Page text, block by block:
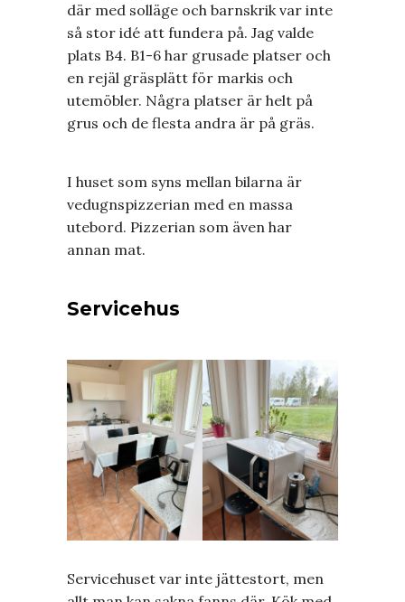
där med solläge och barnskrik var inte
så stor idé att fundera på. Jag valde
plats B4. B1-6 har grusade platser och
en rejäl gräsplätt för markis och
utemöbler. Några platser är helt på
grus och de flesta andra är på gräs.
I huset som syns mellan bilarna är
vedugnspizzerian med en massa
utebord. Pizzerian som även har
annan mat.
Servicehus
Servicehuset var inte jättestort, men